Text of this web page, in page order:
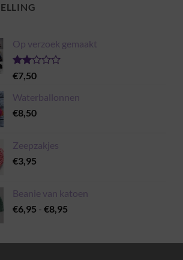
Op verzoek gemaakt
Gewaardeerd
2.00
uit 5
€7,50
Waterballonnen
€8,50
Zeepzakjes
€3,95
Beanie van katoen
€6,95 - €8,95
€8,95